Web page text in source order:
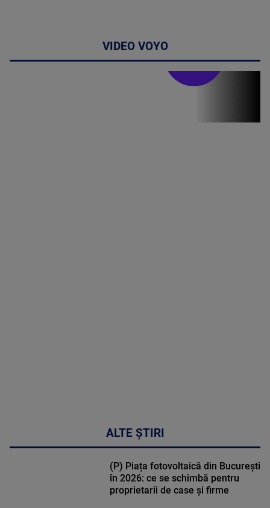
VIDEO VOYO
ALTE ȘTIRI
(P) Piața fotovoltaică din București
în 2026: ce se schimbă pentru
proprietarii de case și firme